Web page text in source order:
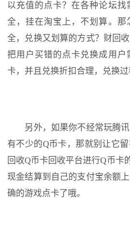
以充值的点卡？在各种论坛找
全，挂在淘宝上，不划算。那
全，兑换又划算的方式？财回
把用户买错的点卡兑换成用户
卡，并且兑换折扣合理，兑换过
另外，如果你不经常玩腾讯
有不少的Q币卡，那就别让它
回收Q币卡回收平台进行Q币卡
现金结算到自己的支付宝余额
确的游戏点卡了哦。